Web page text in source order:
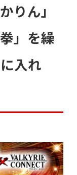
りん」
」を繰
入れ